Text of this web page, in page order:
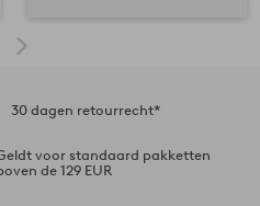
30 dagen retourrecht*
voor standaard pakketten
de 129 EUR